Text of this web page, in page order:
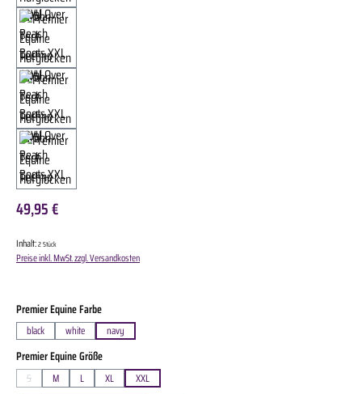
49,95 €
Inhalt:2 Stück
Preise inkl. MwSt. zzgl. Versandkosten
Premier Equine Farbeauswählen
black white navy
Premier Equine Größeauswählen
S(Diese Option ist zurzeit nicht verfügbar.)
M L XL XXL